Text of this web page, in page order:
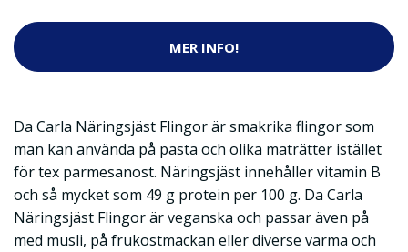
MER INFO!
Da Carla Näringsjäst Flingor är smakrika flingor som
man kan använda på pasta och olika maträtter istället
för tex parmesanost. Näringsjäst innehåller vitamin B
och så mycket som 49 g protein per 100 g. Da Carla
Näringsjäst Flingor är veganska och passar även på
med musli, på frukostmackan eller diverse varma och